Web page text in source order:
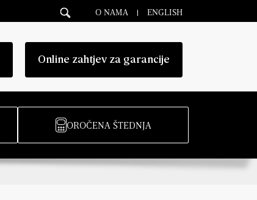
O NAMA ENGLISH
Online zahtjev za garancije
OROČENA ŠTEDNJA